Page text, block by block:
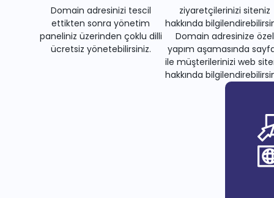
Domain adresinizi tescil
ettikten sonra yönetim
paneliniz üzerinden çoklu dilli
ücretsiz yönetebilirsiniz.
ziyaretçilerinizi siteniz
hakkında
Domain adresinize özel
yapım aşamasında
ile müşterilerinizi web
hakkında